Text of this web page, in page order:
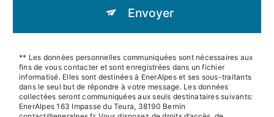
Envoyer
** Les données personnelles communiquées sont nécessaires aux
fins de vous contacter et sont enregistrées dans un fichier
informatisé. Elles sont destinées à EnerAlpes et ses sous-traitants
dans le seul but de répondre à votre message. Les données
collectées seront communiquées aux seuls destinataires suivants:
EnerAlpes 163 Impasse du Teura, 38190 Bernin